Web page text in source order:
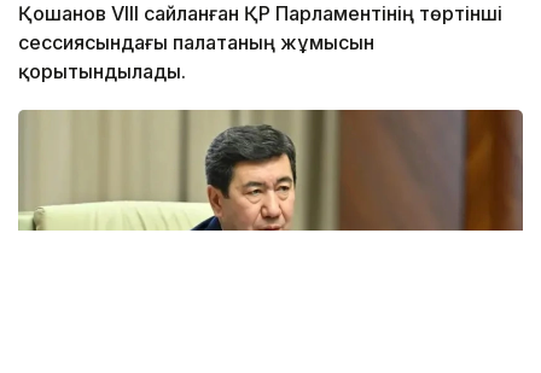
Қошанов VIII сайланған ҚР Парламентінің төртінші
сессиясындағы палатаның жұмысын
қорытындылады.